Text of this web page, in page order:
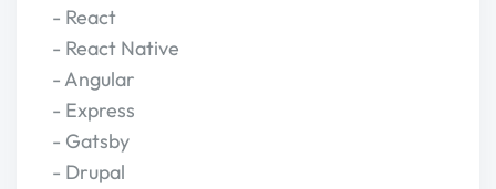
- React
- React Native
- Angular
- Express
- Gatsby
- Drupal